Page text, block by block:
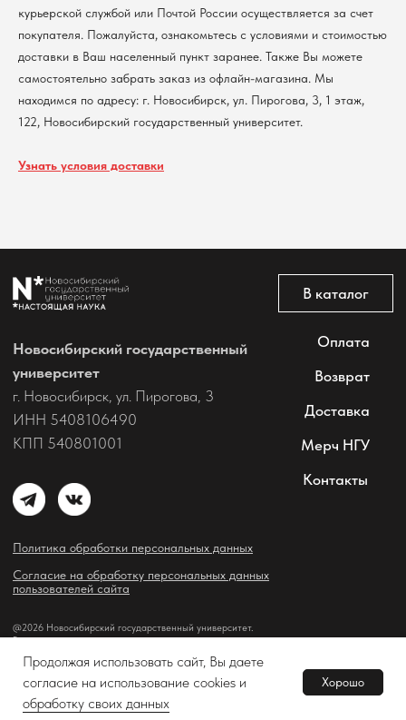
В корзину
курьерской службой или Почтой России осуществляется за счет
покупателя. Пожалуйста, ознакомьтесь с условиями и стоимостью
доставки в Ваш населенный пункт заранее. Также Вы можете
самостоятельно забрать заказ из офлайн-магазина. Мы
находимся по адресу: г. Новосибирск, ул. Пирогова, 3, 1 этаж,
122, Новосибирский государственный университет.
Узнать условия доставки
@2026 Новосибирский государственный университет.
Все права защищены
Политика обработки персональных данных
Согласие на обработку персональных данных
пользователей сайта
Продолжая использовать сайт, Вы даете
согласие на использование cookies и
обработку своих данных
Хорошо